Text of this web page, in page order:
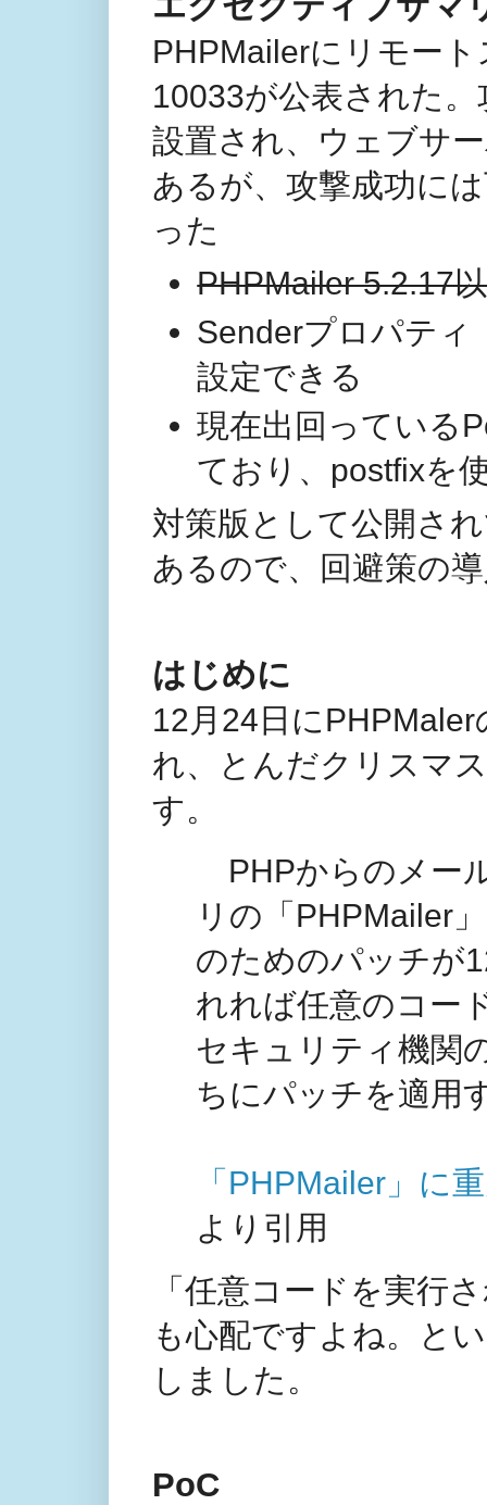
PHPMailerにリモー
10033が公表された
設置され、ウェブサ
あるが、攻撃成功に
った
PHPMailer 5.2.17
Senderプロパティ
設定できる
現在出回っている
ており、postfixを
対策版として公開さ
あるので、回避策の
はじめに
12月24日に
れ、とんだクリスマ
す。
PHPからのメー
リの「PHPMailer
のためのパッチが
れれば任意のコー
セキュリティ機関
ちにパッチを適用
「PHPMailer」に
より引用
「任意コードを実行
も心配ですよね。と
しました。
PoC